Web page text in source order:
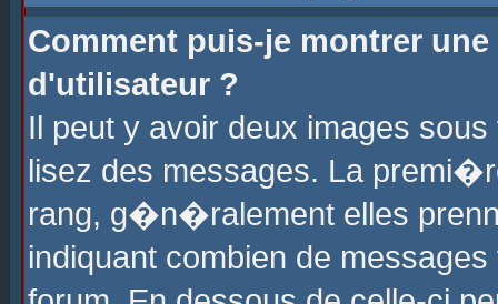
Comment puis-je montrer
d'utilisateur ?
Il peut y avoir deux images
lisez des messages. La
rang, g�n�ralement elles
indiquant combien de